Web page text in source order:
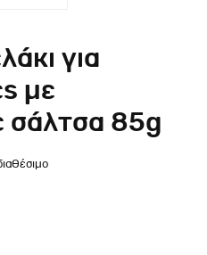
για
με
σάλτσα 85g